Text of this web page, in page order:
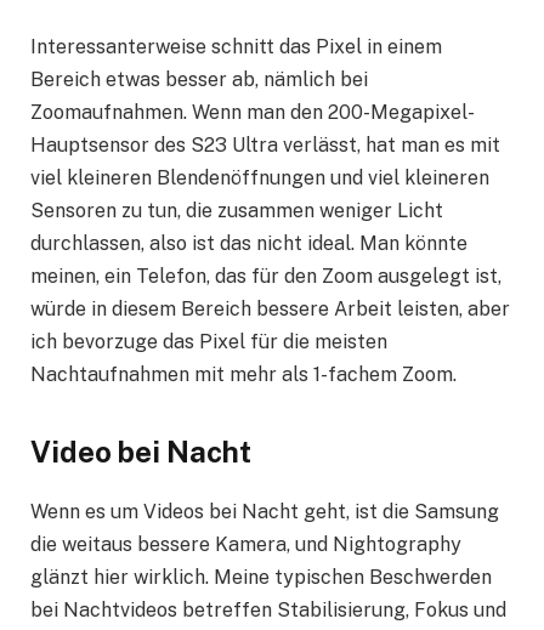
Interessanterweise schnitt das Pixel in einem
Bereich etwas besser ab, nämlich bei
Zoomaufnahmen. Wenn man den 200-Megapixel-
Hauptsensor des S23 Ultra verlässt, hat man es mit
viel kleineren Blendenöffnungen und viel kleineren
Sensoren zu tun, die zusammen weniger Licht
durchlassen, also ist das nicht ideal. Man könnte
meinen, ein Telefon, das für den Zoom ausgelegt ist,
würde in diesem Bereich bessere Arbeit leisten, aber
ich bevorzuge das Pixel für die meisten
Nachtaufnahmen mit mehr als 1-fachem Zoom.
Video bei Nacht
Wenn es um Videos bei Nacht geht, ist die Samsung
die weitaus bessere Kamera, und Nightography
glänzt hier wirklich. Meine typischen Beschwerden
bei Nachtvideos betreffen Stabilisierung, Fokus und